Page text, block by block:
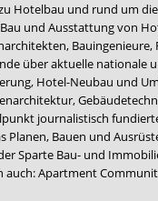
Hotelbau und rund um
und Ausstattung von
über aktuelle nationale
Hotel-Neubau und
journalistisch
Planen, Bauen und
Sparte Bau- und
auch:Apartment